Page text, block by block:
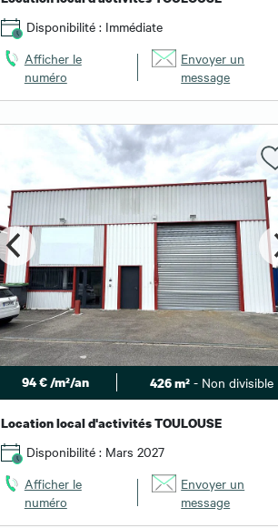
Disponibilité : Immédiate
Afficher le
numéro
Envoyer un
message
94 € /m²/an 426 m²- Non divisible
Location local d'activités TOULOUSE
Disponibilité : Mars 2027
Afficher le
numéro
Envoyer un
message